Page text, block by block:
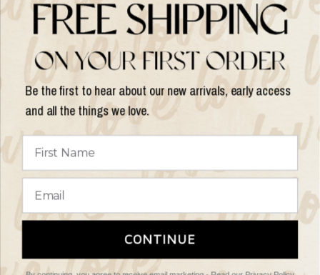
Help
Shop op
bijwerken
© 2026 Things I Like Things I Love, All rights reserved.
Be the first to hear about our new arrivals, early access
and all the things we love.
CONTINUE